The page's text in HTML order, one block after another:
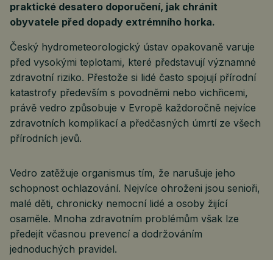
praktické desatero doporučení, jak chránit
obyvatele před dopady extrémního horka.
Český hydrometeorologický ústav opakovaně varuje
před vysokými teplotami, které představují významné
zdravotní riziko. Přestože si lidé často spojují přírodní
katastrofy především s povodněmi nebo vichřicemi,
právě vedro způsobuje v Evropě každoročně nejvíce
zdravotních komplikací a předčasných úmrtí ze všech
přírodních jevů.
Vedro zatěžuje organismus tím, že narušuje jeho
schopnost ochlazování. Nejvíce ohroženi jsou senioři,
malé děti, chronicky nemocní lidé a osoby žijící
osaměle. Mnoha zdravotním problémům však lze
předejít včasnou prevencí a dodržováním
jednoduchých pravidel.